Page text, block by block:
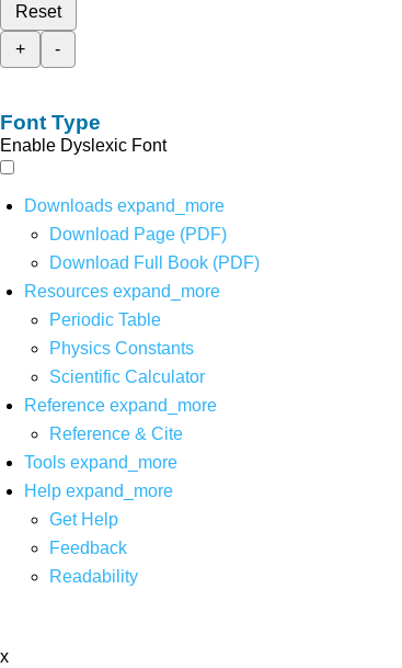
Reset
+
-
Font Type
Enable Dyslexic Font
Downloads expand_more
Download Page (PDF)
Download Full Book (PDF)
Resources expand_more
Periodic Table
Physics Constants
Scientific Calculator
Reference expand_more
Reference & Cite
Tools expand_more
Help expand_more
Get Help
Feedback
Readability
x